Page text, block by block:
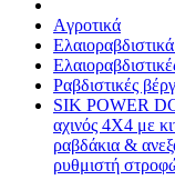
Aγροτικά
Ραβδιστικές
SIK POWER
αχινός 4X4 με
ραβδάκια &
ρυθμιστή